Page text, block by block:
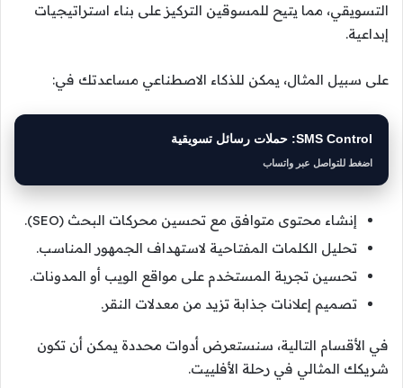
التسويقي، مما يتيح للمسوقين التركيز على بناء استراتيجيات
إبداعية.
على سبيل المثال، يمكن للذكاء الاصطناعي مساعدتك في:
SMS Control: حملات رسائل تسويقية
اضغط للتواصل عبر واتساب
إنشاء محتوى متوافق مع تحسين محركات البحث (SEO).
تحليل الكلمات المفتاحية لاستهداف الجمهور المناسب.
تحسين تجربة المستخدم على مواقع الويب أو المدونات.
تصميم إعلانات جذابة تزيد من معدلات النقر.
في الأقسام التالية، سنستعرض أدوات محددة يمكن أن تكون
شريكك المثالي في رحلة الأفلييت.